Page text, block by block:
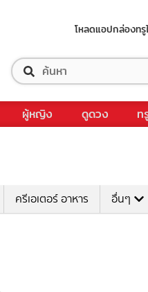
โหลดแอปกล่องท
ผู้หญิง ดูดวง ท
ครีเอเตอร์ อาหาร อื่นๆ